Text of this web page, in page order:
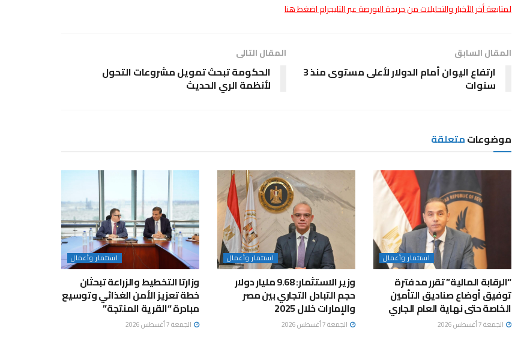
لمتابعة أخر الأخبار والتحليلات من جريدة البورصة عبر التليجرام اضغط هنا
المقال السابق
ارتفاع اليوان أمام الدولار لأعلى مستوى منذ 3
سنوات
المقال التالى
الحكومة تبحث تمويل مشروعات التحول
لأنظمة الري الحديث
موضوعاتمتعلقة
استثمار وأعمال
“الرقابة المالية” تقرر مد فترة
توفيق أوضاع صناديق التأمين
الخاصة حتى نهاية العام الجاري
الجمعة 7 أغسطس 2026
استثمار وأعمال
وزير الاستثمار: 9.68 مليار دولار
حجم التبادل التجاري بين مصر
والإمارات خلال 2025
الجمعة 7 أغسطس 2026
استثمار وأعمال
وزارتا التخطيط والزراعة تبحثان
خطة تعزيز الأمن الغذائي وتوسيع
مبادرة “القرية المنتجة”
الجمعة 7 أغسطس 2026